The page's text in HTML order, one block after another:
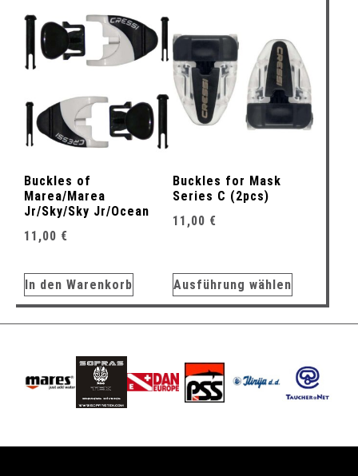
Buckles of
Marea/Marea
Jr/Sky/Sky Jr/Ocean
11,00 €
In den Warenkorb
Buckles for Mask
Series C (2pcs)
11,00 €
Ausführung wählen